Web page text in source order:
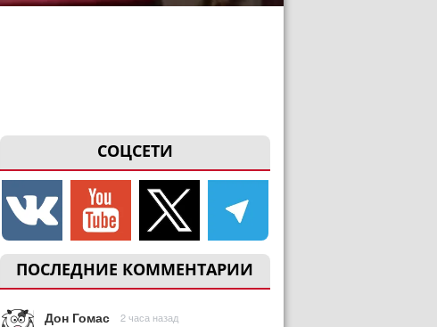
СОЦСЕТИ
ПОСЛЕДНИЕ КОММЕНТАРИИ
Дон Гомас 2 часа назад